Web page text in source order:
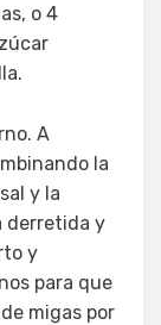
o 4
A
la
y la
derretida y
y
para que
migas por